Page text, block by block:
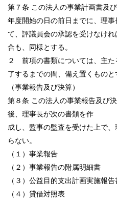
第７条 この法人の事業計画書及
年度開始の日の前日までに、理
て、評議員会の承認を受けなけ
合も、同様とする。
２ 前項の書類については、主
了するまでの間、備え置くものと
（事業報告及び決算）
第８条 この法人の事業報告及び
後、理事長が次の書類を作
成し、監事の監査を受けた上で
らない。
（１）事業報告
（２）事業報告の附属明細書
（３）公益目的支出計画実施報告
（４）貸借対照表